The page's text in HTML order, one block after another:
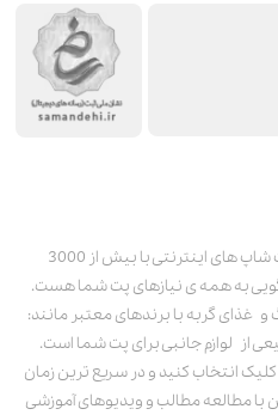
پت استور به عنوان یکی از قدیمی‌ترین پت شاپ های اینترنتی با بیش از 3000
به همه ی نیازهای پت شما هست.
گربه با برندهای معتبر مانند:
از لوازم جانبی برای پت شما است.
کلیک انتخاب کنید و در سریع ترین زمان
مطالعه مطالب و ویدیوهای آموزشی